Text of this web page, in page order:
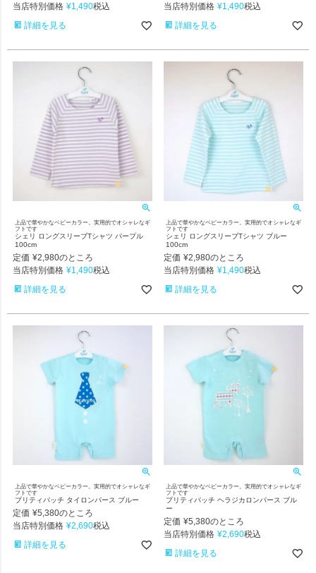
当店特別価格 ¥1,490税込
詳細を見る
当店特別価格 ¥1,490税込
詳細を見る
上品で華やかなベビーカラー。実用的でオシャレなギ
フトです
シェリ ロングスリーブTシャツ パープル
100cm
定価 ¥2,980のところ
当店特別価格 ¥1,490税込
詳細を見る
上品で華やかなベビーカラー。実用的でオシャレなギ
フトです
シェリ ロングスリーブTシャツ ブルー
100cm
定価 ¥2,980のところ
当店特別価格 ¥1,490税込
詳細を見る
上品で華やかなベビーカラー。実用的でオシャレなギ
フトです
プリティパッチ タイロンパース ブルー
定価 ¥5,380のところ
当店特別価格 ¥2,690税込
詳細を見る
上品で華やかなベビーカラー。実用的でオシャレなギ
フトです
プリティパッチ ヘラジカロンパース ブル
ー
定価 ¥5,380のところ
当店特別価格 ¥2,690税込
詳細を見る